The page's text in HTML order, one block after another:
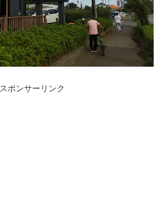
スポンサーリンク